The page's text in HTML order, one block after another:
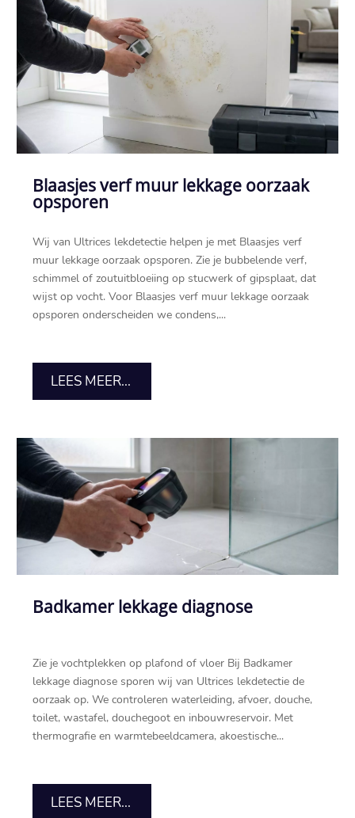
Blaasjes verf muur lekkage oorzaak
opsporen
Wij van Ultrices lekdetectie helpen je met Blaasjes verf
muur lekkage oorzaak opsporen.​ Zie je bubbelende verf,
schimmel of zoutuitbloeiing op stucwerk of gipsplaat, dat
wijst op vocht.​ Voor Blaasjes verf muur lekkage oorzaak
opsporen onderscheiden we condens,...
LEES MEER...
Badkamer lekkage diagnose
Zie je vochtplekken op plafond of vloer Bij Badkamer
lekkage diagnose sporen wij van Ultrices lekdetectie de
oorzaak op.​ We controleren waterleiding, afvoer, douche,
toilet, wastafel, douchegoot en inbouwreservoir.​ Met
thermografie en warmtebeeldcamera, akoestische...
LEES MEER...